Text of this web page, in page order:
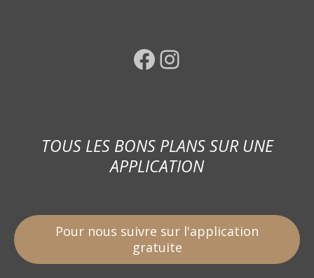
Facebook Instagram
TOUS LES BONS PLANS SUR UNE
APPLICATION
Pour nous suivre sur l'application
gratuite